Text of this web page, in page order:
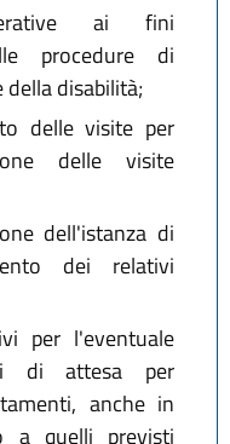
ai fini
procedure di
disabilità;
delle visite per
delle visite
dell'istanza di
dei relativi
per l'eventuale
di attesa per
anche in
a quelli previsti